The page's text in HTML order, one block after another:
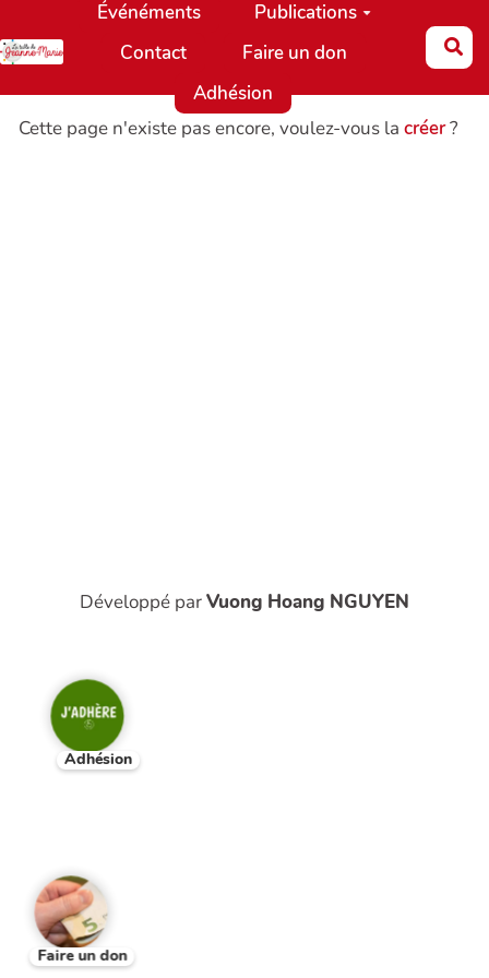
Aller au contenu principal
Événéments
Publications
Contact
Faire un don
Adhésion
Cette page n'existe pas encore, voulez-vous la créer?
Développé parVuong Hoang NGUYEN
Adhésion
Faire un don